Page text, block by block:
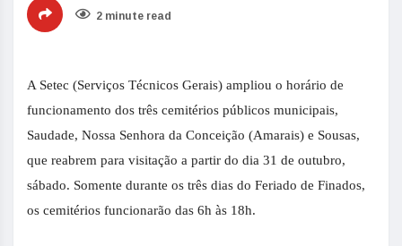
2 minute read
A Setec (Serviços Técnicos Gerais) ampliou o horário de
funcionamento dos três cemitérios públicos municipais,
Saudade, Nossa Senhora da Conceição (Amarais) e Sousas,
que reabrem para visitação a partir do dia 31 de outubro,
sábado. Somente durante os três dias do Feriado de Finados,
os cemitérios funcionarão das 6h às 18h.